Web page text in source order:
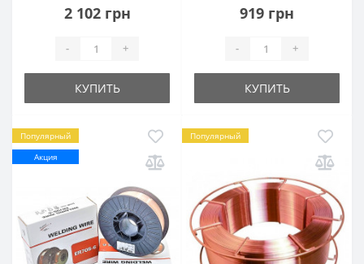
2 102 грн
- +
КУПИТЬ
919 грн
- +
КУПИТЬ
Популярный
Акция
Популярный